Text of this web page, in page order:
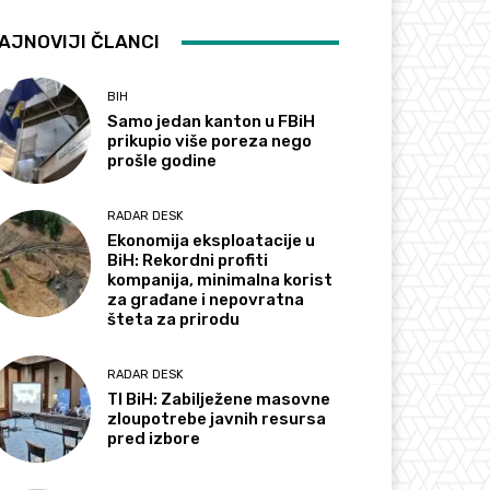
ČLANCI
BIH
Samo jedan kanton u FBiH
prikupio više poreza nego
prošle godine
RADAR DESK
Ekonomija eksploatacije u
BiH: Rekordni profiti
kompanija, minimalna korist
za građane i nepovratna
šteta za prirodu
RADAR DESK
TI BiH: Zabilježene masovne
zloupotrebe javnih resursa
pred izbore